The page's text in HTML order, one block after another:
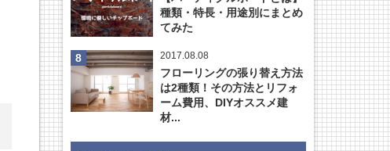
種類・特長・用途別にまとめ
てみた
2017.08.08
フローリングの張り替え方法
は2種類！その方法とリフォ
ーム費用、DIYオススメ建
材...